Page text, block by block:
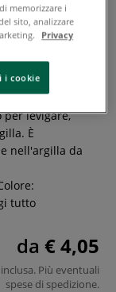
levigare,
È
nell'argilla da
tutto
da € 4,05
inclusa. Più eventuali
spese di spedizione.
memorizzare i
sito, analizzare
Privacy
i cookie